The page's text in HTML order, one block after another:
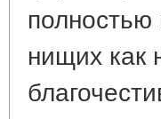
нищих как